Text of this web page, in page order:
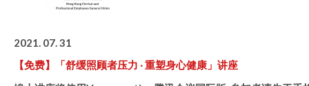
2021. 07. 31
【免费】「舒缓照顾者压力 ‧ 重塑身心健康」讲座